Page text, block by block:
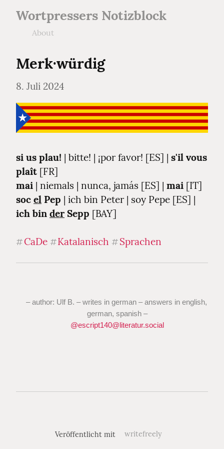
Wortpressers Notizblock
About
Merk·würdig
8. Juli 2024
si us plau! | bitte! | ¡por favor! [ES] | s'il vous
plaît
mai | niemals | nunca, jamás [ES] | mai
soc el Pep
ich bin der Sepp [BAY]
#CaDe #Katalanisch #Sprachen
– author: Ulf B. – writes in german – answers in english,
german, spanish –
@escript140@literatur.social
Veröffentlicht mit writefreely